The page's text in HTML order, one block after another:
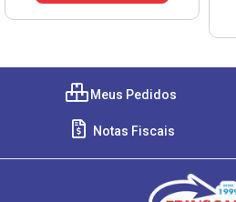
Meus Pedidos
Notas Fiscais